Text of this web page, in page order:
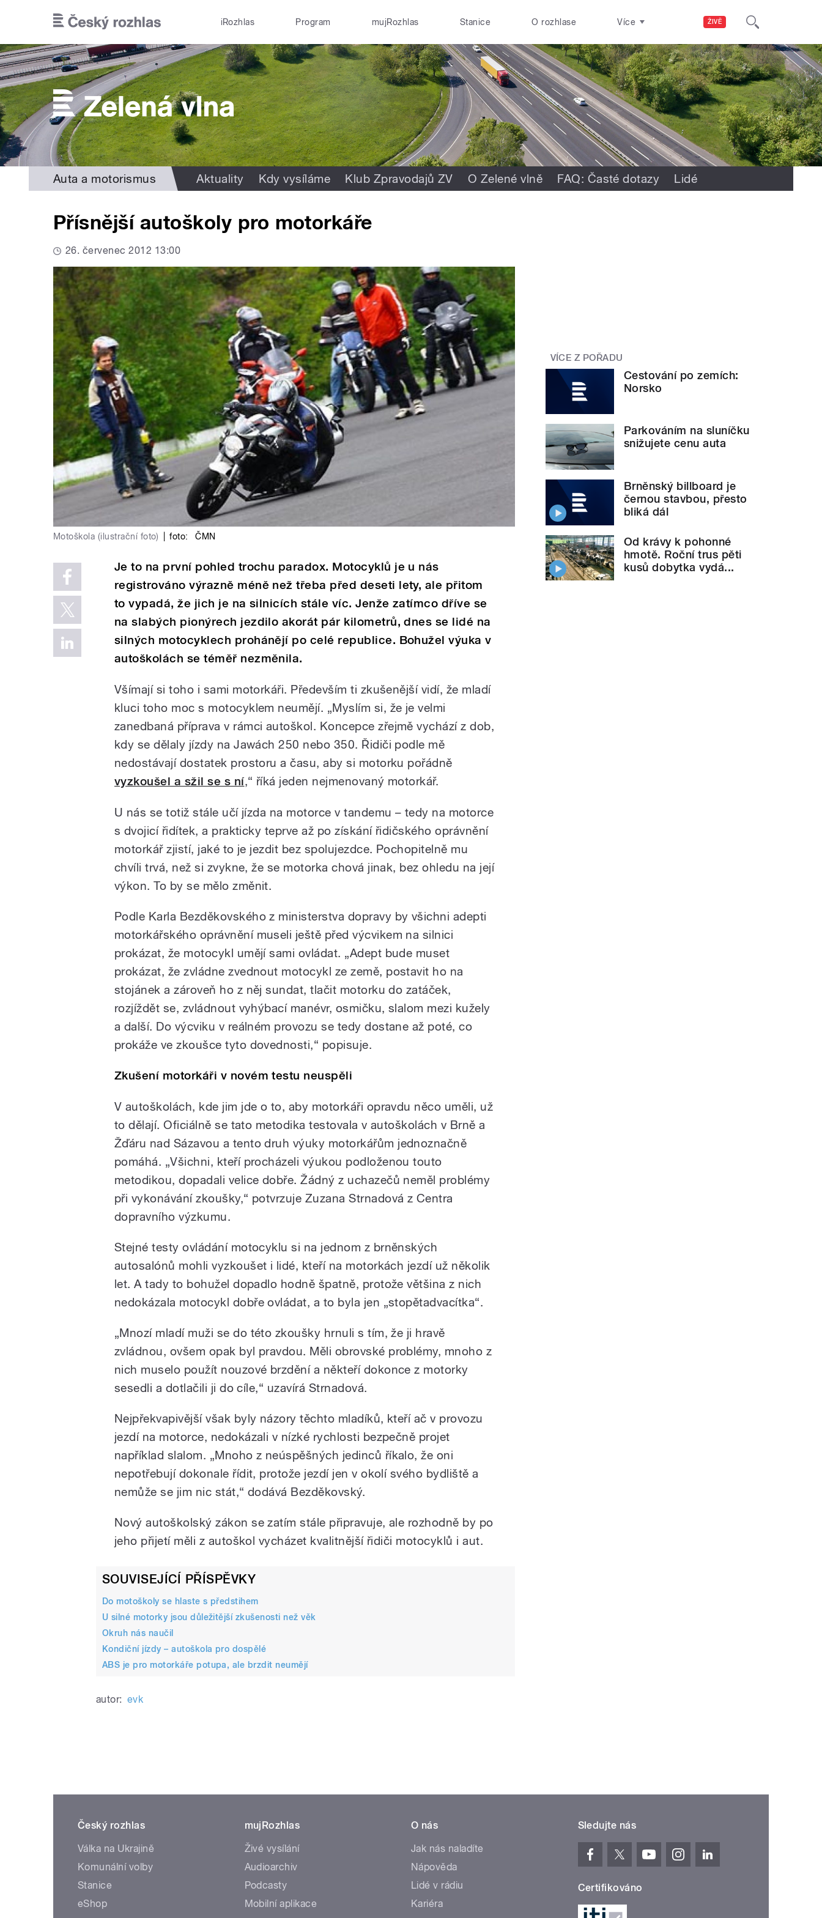
ŽIVĚ
iRozhlas Program mujRozhlas Stanice O rozhlase Více
Auta a motorismus Aktuality Kdy vysíláme Klub Zpravodajů ZV O Zelené vlně FAQ: Časté dotazy Lidé
Přísnější autoškoly pro motorkáře
26. červenec 2012 13:00
Motoškola (ilustrační foto) foto: ČMN
Je to na první pohled trochu paradox. Motocyklů je u nás
registrováno výrazně méně než třeba před deseti lety, ale přitom
to vypadá, že jich je na silnicích stále víc. Jenže zatímco dříve se
na slabých pionýrech jezdilo akorát pár kilometrů, dnes se lidé na
silných motocyklech prohánějí po celé republice. Bohužel výuka v
autoškolách se téměř nezměnila.
Všímají si toho i sami motorkáři. Především ti zkušenější vidí, že mladí
kluci toho moc s motocyklem neumějí. „Myslím si, že je velmi
zanedbaná příprava v rámci autoškol. Koncepce zřejmě vychází z dob,
kdy se dělaly jízdy na Jawách 250 nebo 350. Řidiči podle mě
nedostávají dostatek prostoru a času, aby si motorku pořádně
vyzkoušel a sžil se s ní,“ říká jeden nejmenovaný motorkář.
U nás se totiž stále učí jízda na motorce v tandemu – tedy na motorce
s dvojicí řidítek, a prakticky teprve až po získání řidičského oprávnění
motorkář zjistí, jaké to je jezdit bez spolujezdce. Pochopitelně mu
chvíli trvá, než si zvykne, že se motorka chová jinak, bez ohledu na její
výkon. To by se mělo změnit.
Podle Karla Bezděkovského z ministerstva dopravy by všichni adepti
motorkářského oprávnění museli ještě před výcvikem na silnici
prokázat, že motocykl umějí sami ovládat. „Adept bude muset
prokázat, že zvládne zvednout motocykl ze země, postavit ho na
stojánek a zároveň ho z něj sundat, tlačit motorku do zatáček,
rozjíždět se, zvládnout vyhýbací manévr, osmičku, slalom mezi kužely
a další. Do výcviku v reálném provozu se tedy dostane až poté, co
prokáže ve zkoušce tyto dovednosti,“ popisuje.
Zkušení motorkáři v novém testu neuspěli
V autoškolách, kde jim jde o to, aby motorkáři opravdu něco uměli, už
to dělají. Oficiálně se tato metodika testovala v autoškolách v Brně a
Žďáru nad Sázavou a tento druh výuky motorkářům jednoznačně
pomáhá. „Všichni, kteří procházeli výukou podloženou touto
metodikou, dopadali velice dobře. Žádný z uchazečů neměl problémy
při vykonávání zkoušky,“ potvrzuje Zuzana Strnadová z Centra
dopravního výzkumu.
Stejné testy ovládání motocyklu si na jednom z brněnských
autosalónů mohli vyzkoušet i lidé, kteří na motorkách jezdí už několik
let. A tady to bohužel dopadlo hodně špatně, protože většina z nich
nedokázala motocykl dobře ovládat, a to byla jen „stopětadvacítka“.
„Mnozí mladí muži se do této zkoušky hrnuli s tím, že ji hravě
zvládnou, ovšem opak byl pravdou. Měli obrovské problémy, mnoho z
nich muselo použít nouzové brzdění a někteří dokonce z motorky
sesedli a dotlačili ji do cíle,“ uzavírá Strnadová.
Nejpřekvapivější však byly názory těchto mladíků, kteří ač v provozu
jezdí na motorce, nedokázali v nízké rychlosti bezpečně projet
například slalom. „Mnoho z neúspěšných jedinců říkalo, že oni
nepotřebují dokonale řídit, protože jezdí jen v okolí svého bydliště a
nemůže se jim nic stát,“ dodává Bezděkovský.
Nový autoškolský zákon se zatím stále připravuje, ale rozhodně by po
jeho přijetí měli z autoškol vycházet kvalitnější řidiči motocyklů i aut.
SOUVISEJÍCÍ PŘÍSPĚVKY
Do motoškoly se hlaste s předstihem
U silné motorky jsou důležitější zkušenosti než věk
Okruh nás naučil
Kondiční jízdy – autoškola pro dospělé
ABS je pro motorkáře potupa, ale brzdit neumějí
autor: evk
VÍCE Z POŘADU
Cestování po zemích:
Norsko
Parkováním na sluníčku
snižujete cenu auta
Brněnský billboard je
černou stavbou, přesto
bliká dál
Od krávy k pohonné
hmotě. Roční trus pěti
kusů dobytka vydá...
Český rozhlas
Válka na Ukrajině
Komunální volby
Stanice
eShop
mujRozhlas
Živé vysílání
Audioarchiv
Podcasty
Mobilní aplikace
O nás
Jak nás naladíte
Nápověda
Lidé v rádiu
Kariéra
Sledujte nás
Certifikováno